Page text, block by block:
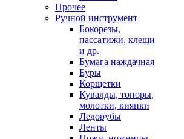
Прочее
Ручной инструмент
Бокорезы,
пассатижи, клещи
и др.
Бумага наждачная
Буры
Корщетки
Кувалды, топоры,
молотки, киянки
Ледорубы
Ленты